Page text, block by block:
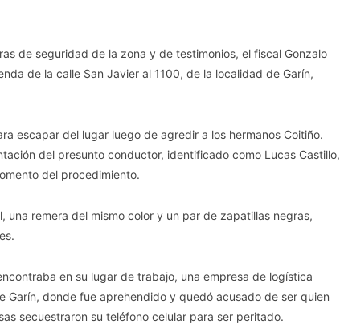
de seguridad de la zona y de testimonios, el fiscal Gonzalo
de la calle San Javier al 1100, de la localidad de Garín,
escapar del lugar luego de agredir a los hermanos Coitiño.
del presunto conductor, identificado como Lucas Castillo,
del procedimiento.
remera del mismo color y un par de zapatillas negras,
en su lugar de trabajo, una empresa de logística
donde fue aprehendido y quedó acusado de ser quien
secuestraron su teléfono celular para ser peritado.